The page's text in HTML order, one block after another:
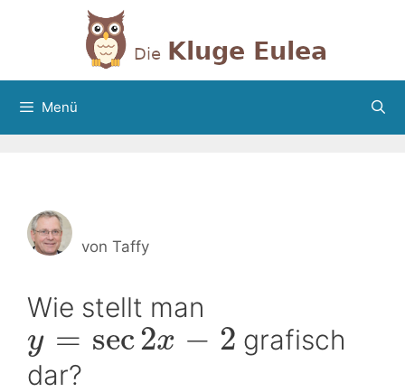
Menü
von Taffy
Wie stellt man
y = sec2x − 2 grafisch
dar?